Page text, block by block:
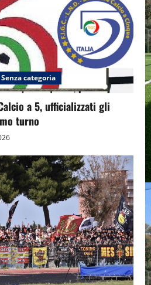
Senza categoria
a 5, ufficializzati gli
turno